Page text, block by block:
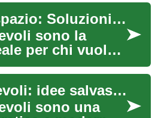
appartamenti
Letti Salvaspazio: Soluzioni Intelligenti per Casa
sono la
per chi vuole
preziosi
compatti.
Letti pieghevoli: idee salvaspazio per la casa
sono una